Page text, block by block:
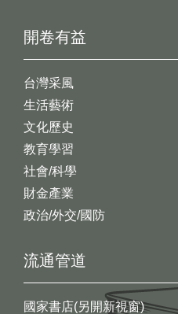
開卷有益
台灣采風
生活藝術
文化歷史
教育學習
社會/科學
財金產業
政治/外交/國防
流通管道
國家書店(另開新視窗)